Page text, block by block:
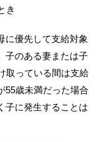
き
に優先して支給対象
子のある妻または子
取っている間は支給
55歳未満だった場合
子に発生することは